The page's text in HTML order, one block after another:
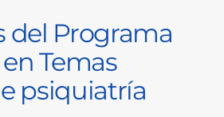
del Programa
Temas
psiquiatría